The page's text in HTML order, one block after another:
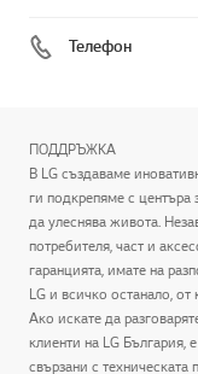
Телефон
ПОДДРЪЖКА
В LG създаваме
ги подкрепяме с центъра
да улеснява живота.
потребителя, част и
гаранцията, имате на
LG и всичко останало,
Ако искате да
клиенти на LG България,
свързани с